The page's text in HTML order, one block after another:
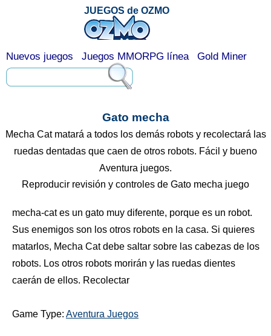
Gato mecha
Mecha Cat matará a todos los demás robots y recolectará las
ruedas dentadas que caen de otros robots. Fácil y bueno
Aventura juegos.
Reproducir revisión y controles de Gato mecha juego
mecha-cat es un gato muy diferente, porque es un robot.
Sus enemigos son los otros robots en la casa. Si quieres
matarlos, Mecha Cat debe saltar sobre las cabezas de los
robots. Los otros robots morirán y las ruedas dientes
caerán de ellos. Recolectar
Game Type: Aventura Juegos
JUEGOS de OZMO
Nuevos juegos Juegos MMORPG línea Gold Miner